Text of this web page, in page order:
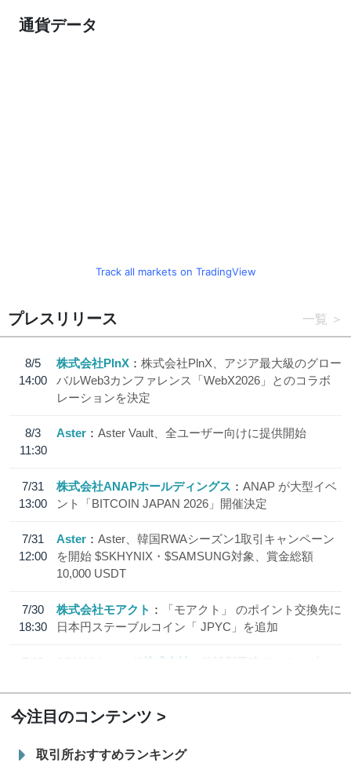
通貨データ
Track all markets on TradingView
プレスリリース 一覧
8/5
14:00
株式会社PlnX
株式会社PlnX、アジア最大級のグロー
バルWeb3カンファレンス「WebX2026」とのコラボ
レーションを決定
8/3
11:30
Aster Aster Vault、全ユーザー向けに提供開始
7/31
13:00
株式会社ANAPホールディングス
ANAP が大型イベ
ント「BITCOIN JAPAN 2026」開催決定
7/31
12:00
Aster
Aster、韓国RWAシーズン1取引キャンペーン
を開始 $SKHYNIX・$SAMSUNG対象、賞金総額
10,000 USDT
7/30
18:30
株式会社モアクト
「モアクト」 のポイント交換先に
日本円ステーブルコイン「 JPYC」を追加
7/29
SBI VCトレード株式会社
信託型円建てステーブル
今注目のコンテンツ
取引所おすすめランキング